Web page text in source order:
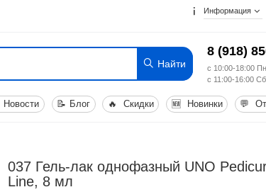
Информация
Найти
8 (918)
с 10:00-18:00
с 11:00-16:00 Сб
Новости 📝 Блог 🔥 Скидки 🆕 Новинки 💬
037 Гель-лак однофазный UNO
Line, 8 мл